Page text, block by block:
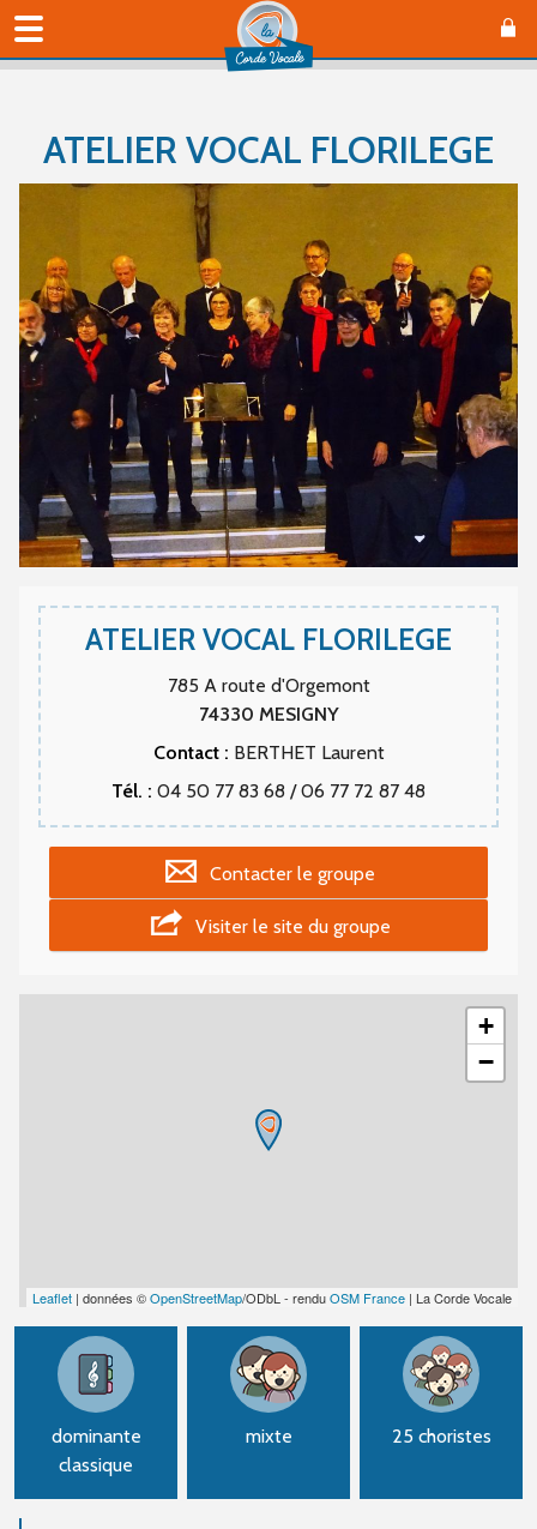
ATELIER VOCAL FLORILEGE
ATELIER VOCAL FLORILEGE
785 A route d'Orgemont
74330 MESIGNY
Contact : BERTHET Laurent
Tél. : 04 50 77 83 68 / 06 77 72 87 48
Contacter le groupe
Visiter le site du groupe
+
−
Leaflet | données ©OpenStreetMap/ODbL - renduOSM France | La Corde Vocale
dominante
classique
mixte 25 choristes